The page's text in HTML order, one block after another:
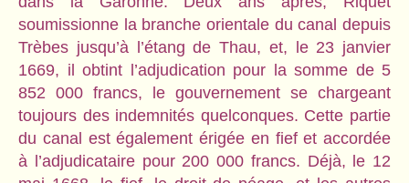
soumissionne la branche orientale du canal depuis
Trèbes jusqu’à l’étang de Thau, et, le 23 janvier
1669, il obtint l’adjudication pour la somme de 5
852 000 francs, le gouvernement se chargeant
toujours des indemnités quelconques. Cette partie
du canal est également érigée en fief et accordée
à l’adjudicataire pour 200 000 francs. Déjà, le 12